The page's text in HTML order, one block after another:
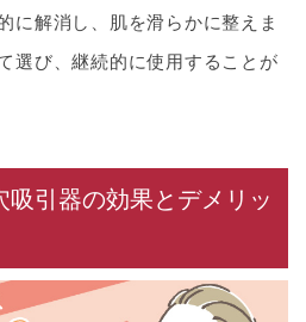
に解消し、肌を滑らかに整えま
選び、継続的に使用することが
吸引器の効果とデメリッ